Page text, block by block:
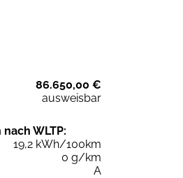
86.650,00 €
ausweisbar
WLTP:
19,2 kWh/100km
0 g/km
A